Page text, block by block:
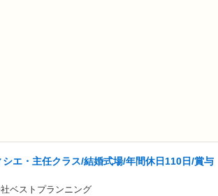
シエ・主任クラス/結婚式場/年間休日110日/賞与
ベストプランニング